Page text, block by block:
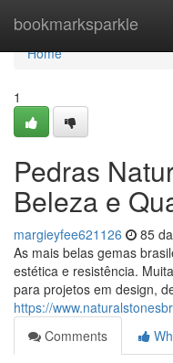
bookmarksparkle
Home
Home
1
Pedras
Beleza e
margieyfee621126 85
As mais belas gemas
estética e resistência.
para projetos em design,
https://
Comments